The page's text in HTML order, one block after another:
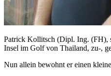
Patrick Kollitsch (Dipl. Ing. (FH),
Insel im Golf von Thailand, zu-,
Nun allein bewohnt er einen